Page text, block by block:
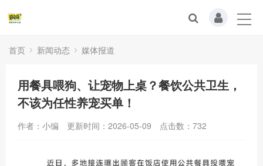
首页 新闻动态 媒体报道
用餐具喂狗、让宠物上桌？餐饮公共卫生，
不该为任性养宠买单！
作者：小编 更新时间：2026-05-09 点击数： 732